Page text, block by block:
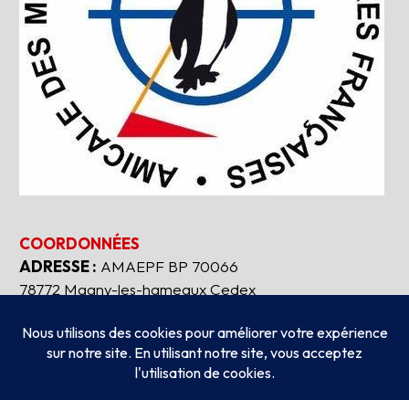
COORDONNÉES
ADRESSE : AMAEPF BP 70066
78772 Magny-les-hameaux Cedex